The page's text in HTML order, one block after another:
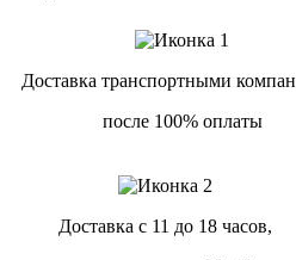
Доставка транспортными
после 100% оплаты
Доставка с 11 до 18 часов,